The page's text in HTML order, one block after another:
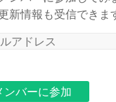
新情報も受信できま